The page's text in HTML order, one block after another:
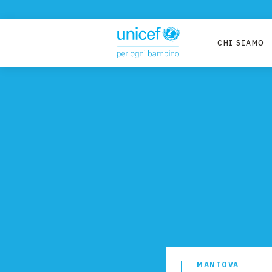
CHI SIAMO
MANTOVA